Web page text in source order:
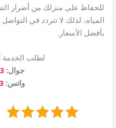
للحفاظ على منزلك من أضرار
المياه، لذلك لا تتردد في
بأفضل الأسعار.
لطلب الخدمة
جوال:
واتس: